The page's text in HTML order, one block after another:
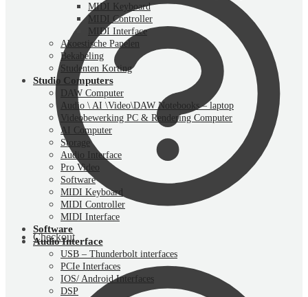
Checkout
MIDI Keyboard
MIDI Controller
MIDI Interface
Akoestische Panelen
Bekabeling
Studenten Korting
Studio Computers
DAW Computer
Audio \ AI \Video\DAW Notebooks – laptop
Videobewerking PC & Rendering Computer
AI Computer
Storage
Audio Interface
Pro Video
Software
MIDI Keyboard
MIDI Controller
MIDI Interface
Software
Audio Interface
USB – Thunderbolt interfaces
PCIe Interfaces
IOS/ Android Interfaces
DSP